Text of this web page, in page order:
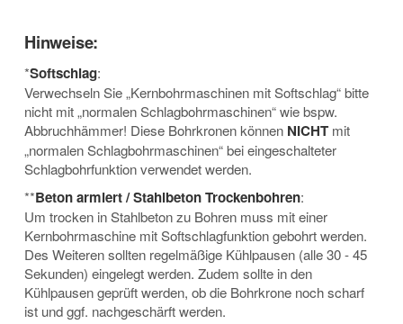
Hinweise:
*Softschlag:
Verwechseln Sie „Kernbohrmaschinen mit Softschlag“ bitte
nicht mit „normalen Schlagbohrmaschinen“ wie bspw.
Abbruchhämmer! Diese Bohrkronen können NICHT mit
„normalen Schlagbohrmaschinen“ bei eingeschalteter
Schlagbohrfunktion verwendet werden.
**Beton armiert / Stahlbeton Trockenbohren:
Um trocken in Stahlbeton zu Bohren muss mit einer
Kernbohrmaschine mit Softschlagfunktion gebohrt werden.
Des Weiteren sollten regelmäßige Kühlpausen (alle 30 - 45
Sekunden) eingelegt werden. Zudem sollte in den
Kühlpausen geprüft werden, ob die Bohrkrone noch scharf
ist und ggf. nachgeschärft werden.